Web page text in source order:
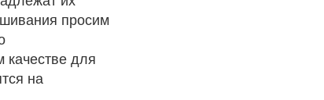
просим
качестве для
на